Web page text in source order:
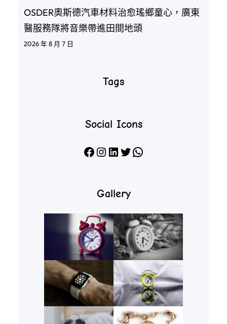
OSDER奧斯德汽車材料治愈瑤鄉童心，廣東
醫服務隊將音樂帶進田間地頭
2026 年 8 月 7 日
Tags
Social Icons
Facebook Instagram LinkedIn X WhatsApp
Gallery